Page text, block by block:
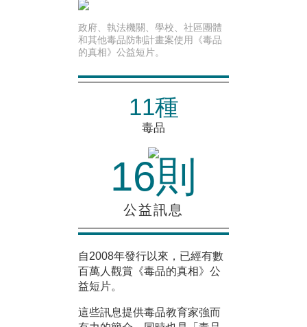
政府、執法機關、學校、社區團體
和其他毒品防制計畫案使用《毒品
的真相》公益短片。
11種
毒品
16則
公益訊息
自2008年發行以來，已經有數
百萬人觀賞《毒品的真相》公
益短片。
這些訊息提供毒品教育家強而